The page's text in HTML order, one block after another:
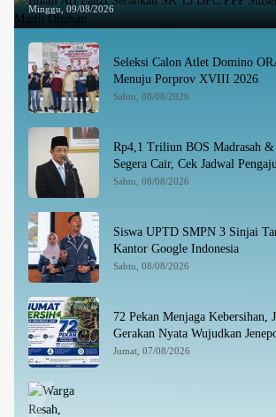
Minggu, 09/08/2026
Seleksi Calon Atlet Domino
Menuju Porprov XVIII 2026
Sabtu, 08/08/2026
Rp4,1 Triliun BOS Madrasah
Segera Cair, Cek Jadwal
Sabtu, 08/08/2026
Siswa UPTD SMPN 3 Sinjai
Kantor Google Indonesia
Sabtu, 08/08/2026
72 Pekan Menjaga Kebersihan,
Gerakan Nyata Wujudkan
Jumat, 07/08/2026